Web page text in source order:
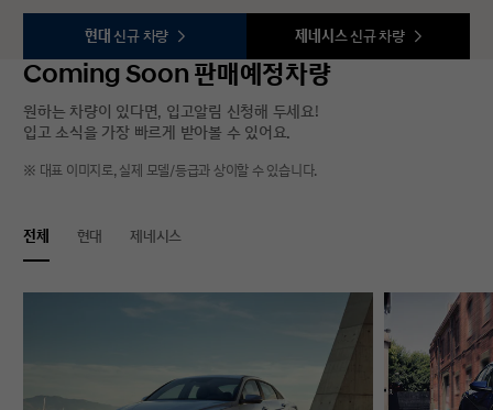
현대 신규 차량 제네시스 신규 차량
Coming Soon 판매예정차량
원하는 차량이 있다면, 입고알림 신청해 두세요!
입고 소식을 가장 빠르게 받아볼 수 있어요.
※ 대표 이미지로, 실제 모델/등급과 상이할 수 있습니다.
전체 현대 제네시스